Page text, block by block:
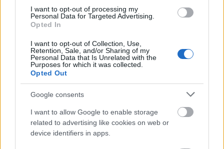
I want to opt-out of processing my
Personal Data for Targeted Advertising.
Opted In
I want to opt-out of Collection, Use,
Retention, Sale, and/or Sharing of my
Personal Data that Is Unrelated with the
Purposes for which it was collected.
Opted Out
Google consents
I want to allow Google to enable storage
related to advertising like cookies on web or
device identifiers in apps.
Mindig derűs és optimista volt, soha nem volt rossz
napja, imádták a játékosai. A játék iránti
elkötelezettsége, barátságos természete mindenkire
átragadt a környezetében. Játékosait a hiressé vált
mondásával nyugtatgatta: "Ez egy nagy nap a
hokiért." E mondatot festették fel azon napon, éppen
16 esztendeje, a Civic Arena kék vonalára. A
játékosok mezére pedig felvarrták a "Badger 1913–
1991" emblémát.